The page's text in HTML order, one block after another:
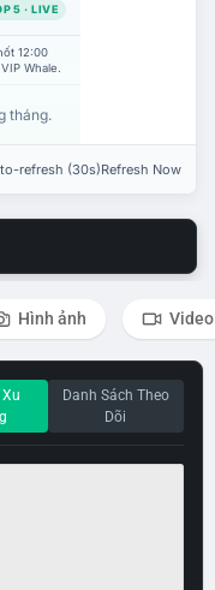
5 · LIVE
12:00
Whale.
tháng.
refresh (30s)Refresh Now
Hình ảnh Video
Danh Sách Theo
Dõi